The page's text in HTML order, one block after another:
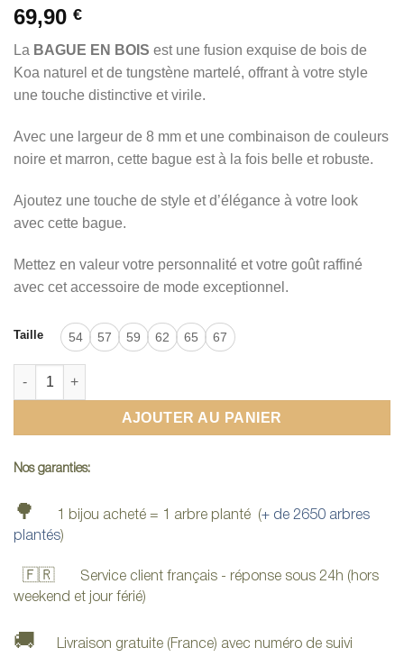
69,90 €
La BAGUE EN BOIS est une fusion exquise de bois de
Koa naturel et de tungstène martelé, offrant à votre style
une touche distinctive et virile.
Avec une largeur de 8 mm et une combinaison de couleurs
noire et marron, cette bague est à la fois belle et robuste.
Ajoutez une touche de style et d’élégance à votre look
avec cette bague.
Mettez en valeur votre personnalité et votre goût raffiné
avec cet accessoire de mode exceptionnel.
Taille 54 57 59 62 65 67
quantité de Bague en bois - Bois de Koa et Tungstène martelé
AJOUTER AU PANIER
Nos garanties:
🌳 1 bijou acheté = 1 arbre planté (+ de 2650 arbres
plantés)
🇫🇷 Service client français - réponse sous 24h (hors
weekend et jour férié)
🚚 Livraison gratuite (France) avec numéro de suivi